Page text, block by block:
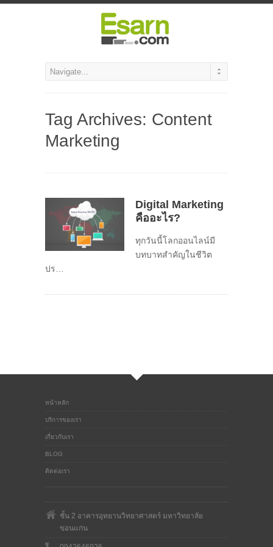
Tag Archives: Content
Marketing
Digital Marketing
คืออะไร?
ทุกวันนี้โลกออนไลน์มี
บทบาทสำคัญในชีวิต
ปร…
หน้าหลัก
บริการของเรา
เกี่ยวกับเรา
BLOG
ติดต่อเรา
ชั้น 2 อาคารอุทยานวิทยาศาสตร์ มหาวิทยาลัย
ขอนแก่น